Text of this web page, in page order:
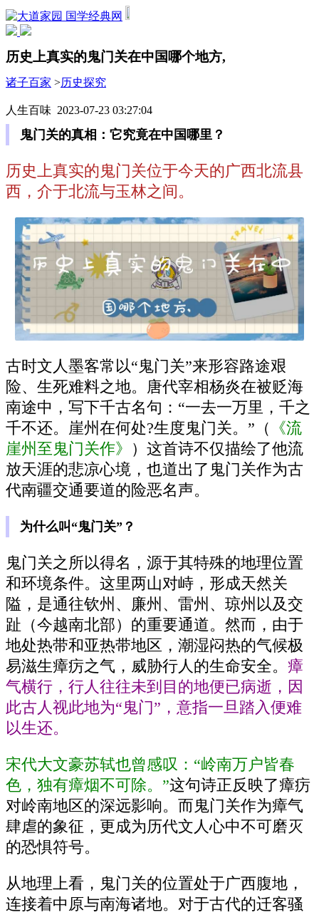
国学经典网
历史上真实的鬼门关在中国哪个地方,
诸子百家 >历史探究
人生百味 2023-07-23 03:27:04
鬼门关的真相：它究竟在中国哪里？
历史上真实的鬼门关位于今天的广西北流县
西，介于北流与玉林之间。
古时文人墨客常以“鬼门关”来形容路途艰
险、生死难料之地。唐代宰相杨炎在被贬海
南途中，写下千古名句：“一去一万里，千之
千不还。崖州在何处?生度鬼门关。”（
《流
崖州至鬼门关作》
）这首诗不仅描绘了他流
放天涯的悲凉心境，也道出了鬼门关作为古
代南疆交通要道的险恶名声。
为什么叫“鬼门关”？
鬼门关之所以得名，源于其特殊的地理位置
和环境条件。这里两山对峙，形成天然关
隘，是通往钦州、廉州、雷州、琼州以及交
趾（今越南北部）的重要通道。然而，由于
地处热带和亚热带地区，潮湿闷热的气候极
易滋生瘴疠之气，威胁行人的生命安全。 瘴
气横行，行人往往未到目的地便已病逝，因
此古人视此地为“鬼门”，意指一旦踏入便难
以生还。
宋代大文豪苏轼也曾感叹：“岭南万户皆春
色，独有瘴烟不可除。”这句诗正反映了瘴疠
对岭南地区的深远影响。而鬼门关作为瘴气
肆虐的象征，更成为历代文人心中不可磨灭
的恐惧符号。
从地理上看，鬼门关的位置处于广西腹地，
连接着中原与南海诸地。对于古代的迁客骚